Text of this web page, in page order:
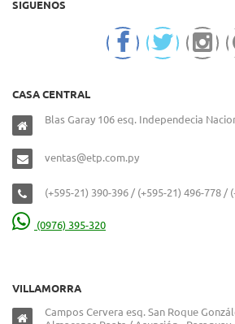
SIGUENOS
CASA CENTRAL
Blas Garay 106 esq. Independecia
ventas@etp.com.py
(+595-21) 390-396 / (+595-21) 496-778 /
(0976) 395-320
VILLAMORRA
Campos Cervera esq. San Roque